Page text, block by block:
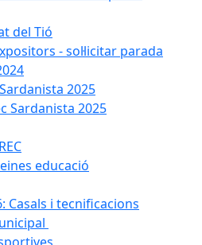
del Tió
- sol·licitar parada
2025
Sardanista 2025
educació
Casals i tecnificacions